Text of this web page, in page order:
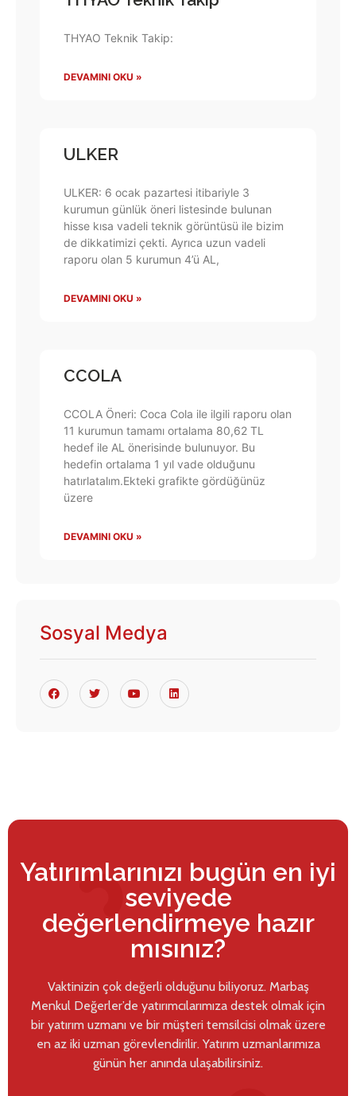
THYAO Teknik Takip:
DEVAMINI OKU »
ULKER
ULKER: 6 ocak pazartesi itibariyle 3
kurumun günlük öneri listesinde bulunan
hisse kısa vadeli teknik görüntüsü ile bizim
de dikkatimizi çekti. Ayrıca uzun vadeli
raporu olan 5 kurumun 4’ü AL,
DEVAMINI OKU »
CCOLA
CCOLA Öneri: Coca Cola ile ilgili raporu olan
11 kurumun tamamı ortalama 80,62 TL
hedef ile AL önerisinde bulunuyor. Bu
hedefin ortalama 1 yıl vade olduğunu
hatırlatalım.Ekteki grafikte gördüğünüz
üzere
DEVAMINI OKU »
Sosyal Medya
Yatırımlarınızı bugün en iyi
seviyede
değerlendirmeye hazır
mısınız?
Vaktinizin çok değerli olduğunu biliyoruz. Marbaş
Menkul Değerler’de yatırımcılarımıza destek olmak için
bir yatırım uzmanı ve bir müşteri temsilcisi olmak üzere
en az iki uzman görevlendirilir. Yatırım uzmanlarımıza
günün her anında ulaşabilirsiniz.